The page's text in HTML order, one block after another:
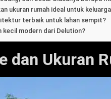
ukuran rumah ideal untuk
terbaik untuk lahan sempit?
kecil modern dari Delution?
dan Ukuran